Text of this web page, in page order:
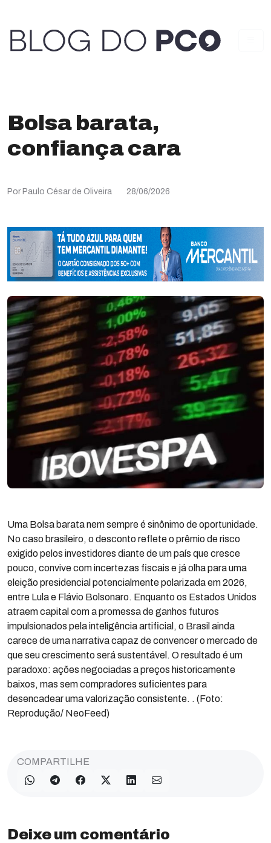
Bolsa barata,
confiança cara
Por Paulo César de Oliveira 28/06/2026
Uma Bolsa barata nem sempre é sinônimo de oportunidade.
No caso brasileiro, o desconto reflete o prêmio de risco
exigido pelos investidores diante de um país que cresce
pouco, convive com incertezas fiscais e já olha para uma
eleição presidencial potencialmente polarizada em 2026,
entre Lula e Flávio Bolsonaro. Enquanto os Estados Unidos
atraem capital com a promessa de ganhos futuros
impulsionados pela inteligência artificial, o Brasil ainda
carece de uma narrativa capaz de convencer o mercado de
que seu crescimento será sustentável. O resultado é um
paradoxo: ações negociadas a preços historicamente
baixos, mas sem compradores suficientes para
desencadear uma valorização consistente. . (Foto:
Reprodução/ NeoFeed)
COMPARTILHE
Deixe um comentário